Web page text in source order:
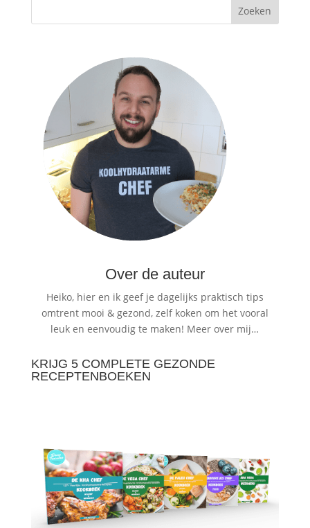
Over de auteur
Heiko, hier en ik geef je dagelijks praktisch tips
omtrent mooi & gezond, zelf koken om het vooral
leuk en eenvoudig te maken! Meer over mij…
KRIJG 5 COMPLETE GEZONDE
RECEPTENBOEKEN